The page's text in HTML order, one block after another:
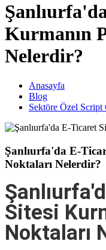
Kurmanın
Nelerdir?
Anasayfa
Blog
Sektöre Özel Script
Şanlıurfa'da E-
Noktaları Nelerdir?
Sitesi
Noktaları